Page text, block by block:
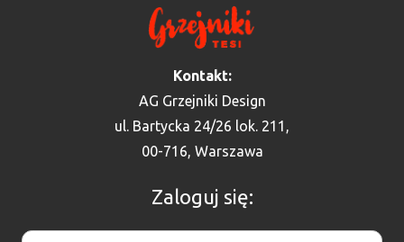
Kontakt:
AG Grzejniki Design
ul. Bartycka 24/26 lok. 211,
00-716, Warszawa
Zaloguj się: